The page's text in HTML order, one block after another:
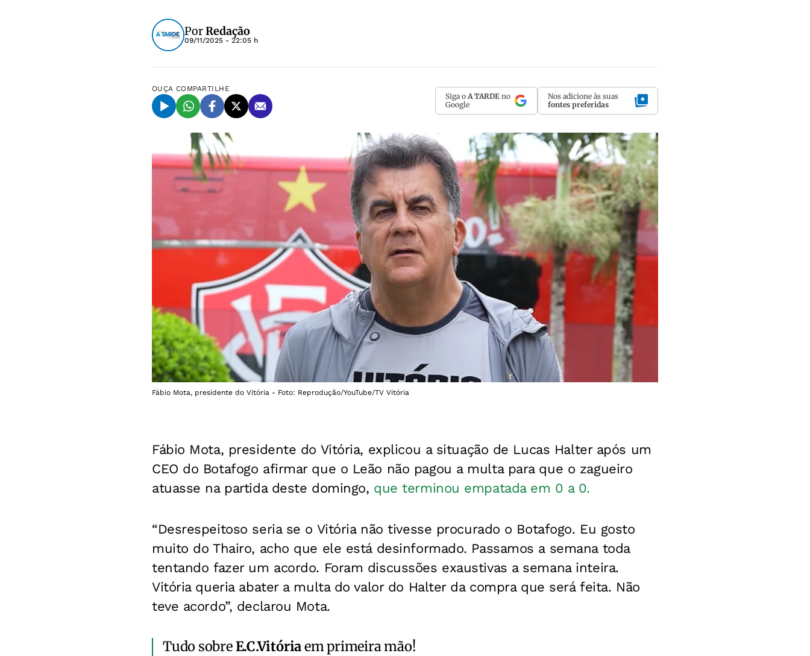
PorRedação
09/11/2025 - 22:05 h
OUÇA COMPARTILHE
Siga o A TARDE no
Google
Nos adicione às suas
fontes preferidas
Fábio Mota, presidente do Vitória - Foto: Reprodução/YouTube/TV Vitória
Fábio Mota, presidente do Vitória, explicou a situação de Lucas Halter após um
CEO do Botafogo afirmar que o Leão não pagou a multa para que o zagueiro
atuasse na partida deste domingo, que terminou empatada em 0 a 0.
“Desrespeitoso seria se o Vitória não tivesse procurado o Botafogo. Eu gosto
muito do Thairo, acho que ele está desinformado. Passamos a semana toda
tentando fazer um acordo. Foram discussões exaustivas a semana inteira.
Vitória queria abater a multa do valor do Halter da compra que será feita. Não
teve acordo”, declarou Mota.
Tudo sobreE.C.Vitóriaem primeira mão!